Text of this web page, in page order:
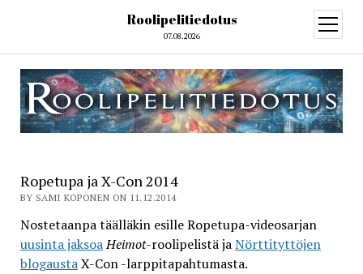
Roolipelitiedotus
07.08.2026
open
menu
Ropetupa ja X-Con 2014
BY SAMI KOPONEN ON 11.12.2014
Nostetaanpa täälläkin esille Ropetupa-videosarjan
uusinta jaksoaHeimot-roolipelistä jaNörttityttöjen
blogaustaX-Con -larppitapahtumasta.